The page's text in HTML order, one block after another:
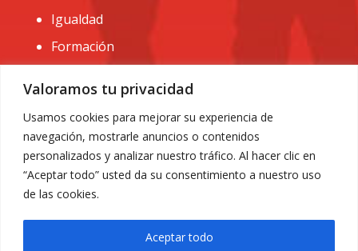
Valoramos tu privacidad
Usamos cookies para mejorar su experiencia de
navegación, mostrarle anuncios o contenidos
personalizados y analizar nuestro tráfico. Al hacer clic en
“Aceptar todo” usted da su consentimiento a nuestro uso
de las cookies.
Aceptar todo
Igualdad
Formación
CONTACTO:
administracion@usomurcia.org
968 25 01 20
C/ Huerto de las bombas nº6. 30009 Murcia